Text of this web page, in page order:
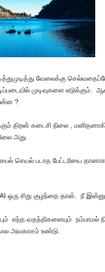
வேலைக்கு
முடிவுகளை எடுக்கும்.
?
திறன் கடைசி நிலை ,
அது.
செயல் படாத பேட்டரியை
ஒரு சிறு குழந்தை தான். நீ
எந்த வதந்திகளையும் நம்பாமல்
அவகாசம் உண்டு.